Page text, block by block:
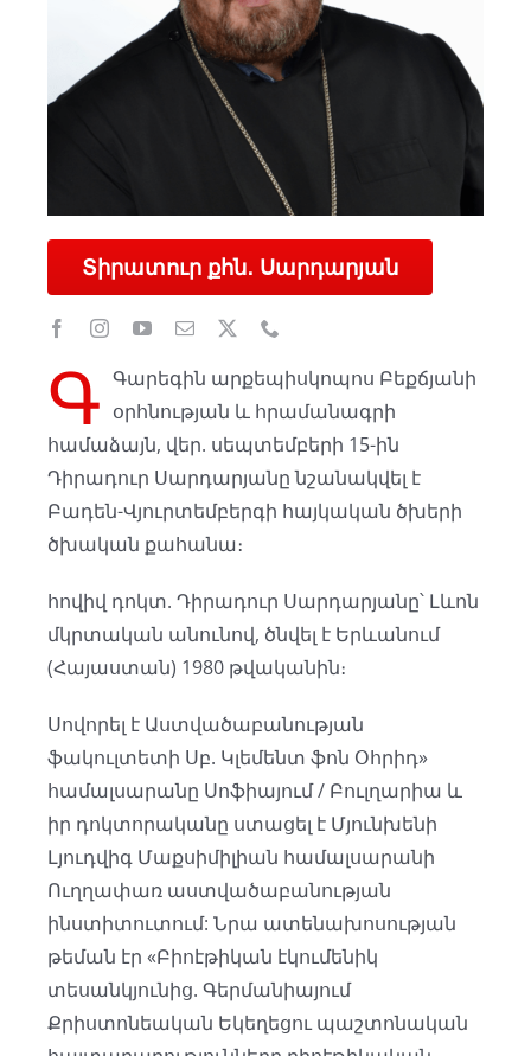
Տիրատուր քհն․ Սարդարյան
Գ Գարեգին արքեպիսկոպոս Բեքճյանի
օրհնության և հրամանագրի
համաձայն, վեր. սեպտեմբերի 15-ին
Դիրադուր Սարդարյանը նշանակվել է
Բադեն-Վյուրտեմբերգի հայկական ծխերի
ծխական քահանա։
հովիվ դոկտ. Դիրադուր Սարդարյանը՝ Լևոն
մկրտական անունով, ծնվել է Երևանում
(Հայաստան) 1980 թվականին։
Սովորել է Աստվածաբանության
ֆակուլտետի Սբ. Կլեմենտ ֆոն Օհրիդ»
համալսարանը Սոֆիայում / Բուլղարիա և
իր դոկտորականը ստացել է Մյունխենի
Լյուդվիգ Մաքսիմիլիան համալսարանի
Ուղղափառ աստվածաբանության
ինստիտուտում: Նրա ատենախոսության
թեման էր «Բիոէթիկան էկումենիկ
տեսանկյունից. Գերմանիայում
Քրիստոնեական Եկեղեցու պաշտոնական